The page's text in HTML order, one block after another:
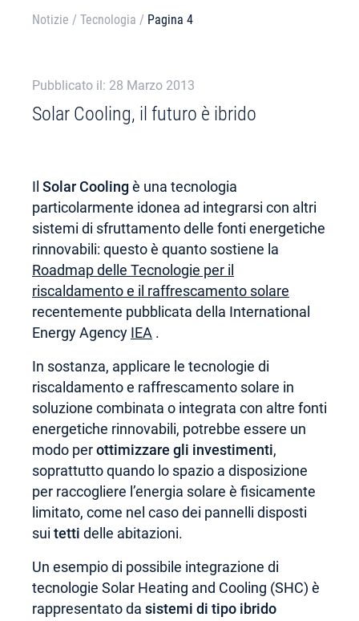
Notizie / Tecnologia / Pagina 4
Pubblicato il: 28 Marzo 2013
Solar Cooling, il futuro è ibrido
Il Solar Coolingè una tecnologia
particolarmente idonea ad integrarsi con altri
sistemi di sfruttamento delle fonti energetiche
rinnovabili: questo è quanto sostiene la
Roadmap delle Tecnologie per il
riscaldamento e il raffrescamento solare
recentemente pubblicata della International
Energy Agency IEA .
In sostanza, applicare le tecnologie di
riscaldamento e raffrescamento solare in
soluzione combinata o integrata con altre fonti
energetiche rinnovabili, potrebbe essere un
modo perottimizzare gli investimenti,
soprattutto quando lo spazio a disposizione
per raccogliere l’energia solare è fisicamente
limitato, come nel caso dei pannelli disposti
sui tetti delle abitazioni.
Un esempio di possibile integrazione di
tecnologie Solar Heating and Cooling (SHC) è
rappresentato da sistemi di tipo ibrido